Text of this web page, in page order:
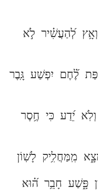
וְאָ֥ץ לְ֝הַעֲשִׁ֗יר לֹ֣א
פַּת לֶ֝֗חֶם יִפְשַׁע גָּֽבֶר
וְלֹֽא יֵ֝דַע כִּי חֶ֥סֶר
מִֽמַּחֲלִ֥יק לָשֽׁוֹן
פָּ֑שַׁע חָבֵ֥ר ה֝֗וּא